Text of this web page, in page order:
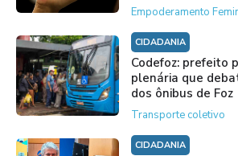
Empoderamento
CIDADANIA
Codefoz: prefeito
plenária que
dos ônibus de Foz
Transporte coletivo
CIDADANIA